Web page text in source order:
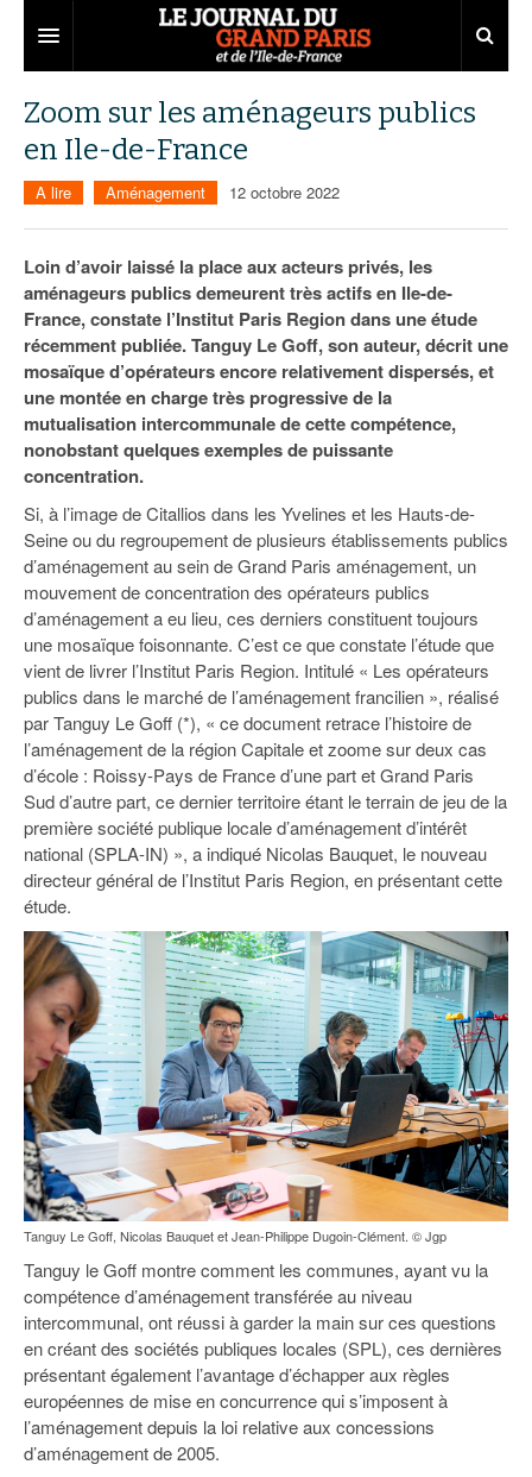
Territoires
Aménagement
Institutions
Services urbains
Entreprises
Emploi
Attractivité
Innovation
Marchés publics
75
77
92
93
95
Carnet
Nominations
Portraits
Les Assises du Grand Paris
Éditions précédentes
Le podcast
Lire les résumés
Zoom sur les aménageurs publics
en Ile-de-France
A lire Aménagement 12 octobre 2022
Loin d’avoir laissé la place aux acteurs privés, les
aménageurs publics demeurent très actifs en Ile-de-
France, constate l’Institut Paris Region dans une étude
récemment publiée. Tanguy Le Goff, son auteur, décrit une
mosaïque d’opérateurs encore relativement dispersés, et
une montée en charge très progressive de la
mutualisation intercommunale de cette compétence,
nonobstant quelques exemples de puissante
concentration.
Si, à l’image de Citallios dans les Yvelines et les Hauts-de-
Seine ou du regroupement de plusieurs établissements publics
d’aménagement au sein de Grand Paris aménagement, un
mouvement de concentration des opérateurs publics
d’aménagement a eu lieu, ces derniers constituent toujours
une mosaïque foisonnante. C’est ce que constate l’étude que
vient de livrer l’Institut Paris Region. Intitulé « Les opérateurs
publics dans le marché de l’aménagement francilien », réalisé
par Tanguy Le Goff (*), « ce document retrace l’histoire de
l’aménagement de la région Capitale et zoome sur deux cas
d’école : Roissy-Pays de France d’une part et Grand Paris
Sud d’autre part, ce dernier territoire étant le terrain de jeu de la
première société publique locale d’aménagement d’intérêt
national (SPLA-IN) », a indiqué Nicolas Bauquet, le nouveau
directeur général de l’Institut Paris Region, en présentant cette
étude.
Tanguy Le Goff, Nicolas Bauquet et Jean-Philippe Dugoin-Clément. © Jgp
Tanguy le Goff montre comment les communes, ayant vu la
compétence d’aménagement transférée au niveau
intercommunal, ont réussi à garder la main sur ces questions
en créant des sociétés publiques locales (SPL), ces dernières
présentant également l’avantage d’échapper aux règles
européennes de mise en concurrence qui s’imposent à
l’aménagement depuis la loi relative aux concessions
d’aménagement de 2005.